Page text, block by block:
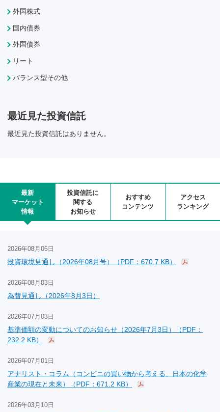
外国株式
国内債券
外国債券
リート
バランス型その他
最近見た投資信託
最近見た投資信託はありません。
最新
マーケット
情報
投資信託に
関する
お知らせ
おすすめ
コンテンツ
アクセス
ランキング
2026年08月06日
投資環境見通し（2026年08月号）（PDF：670.7 KB）
2026年08月03日
為替見通し（2026年8月3日）
2026年07月03日
基準価額の変動についてのお知らせ（2026年7月3日）（PDF：
232.2 KB）
2026年07月01日
アナリスト・コラム（コンビニの買い物から考える、日本の化学
産業の現在と未来）（PDF：671.2 KB）
2026年03月10日